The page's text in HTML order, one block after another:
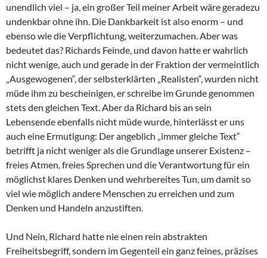
unendlich viel – ja, ein großer Teil meiner Arbeit wäre geradezu
undenkbar ohne ihn. Die Dankbarkeit ist also enorm – und
ebenso wie die Verpflichtung, weiterzumachen. Aber was
bedeutet das? Richards Feinde, und davon hatte er wahrlich
nicht wenige, auch und gerade in der Fraktion der vermeintlich
„Ausgewogenen“, der selbsterklärten „Realisten“, wurden nicht
müde ihm zu bescheinigen, er schreibe im Grunde genommen
stets den gleichen Text. Aber da Richard bis an sein
Lebensende ebenfalls nicht müde wurde, hinterlässt er uns
auch eine Ermutigung: Der angeblich „immer gleiche Text“
betrifft ja nicht weniger als die Grundlage unserer Existenz –
freies Atmen, freies Sprechen und die Verantwortung für ein
möglichst klares Denken und wehrbereites Tun, um damit so
viel wie möglich andere Menschen zu erreichen und zum
Denken und Handeln anzustiften.
Und Nein, Richard hatte nie einen rein abstrakten
Freiheitsbegriff, sondern im Gegenteil ein ganz feines, präzises